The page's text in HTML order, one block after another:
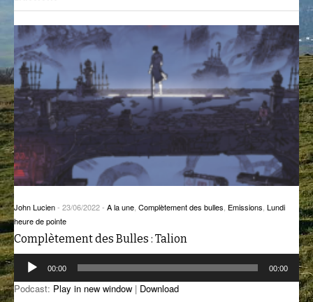
IL ÉTAIT UNE FOIS
L’ASTUCE DE LA PORTE EN BOIS
LA FABRIK POÉTIK
LA MINUTE LITTÉRAIRE
LA SOUTERRAINE
MUSIQUE DES ANTIPODES
SONORIK
THEME FORCE
John Lucien- 23/06/2022- A la une, Complètement des bulles, Emissions, Lundi
heure de pointe
Complètement des Bulles : Talion
Lecteur
audio
00:00 00:00
Podcast: Play in new window | Download